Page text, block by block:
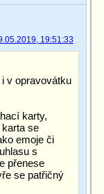
19:51:33
v opravovátku
karty,
se
emoje či
s
přenese
se patřičný